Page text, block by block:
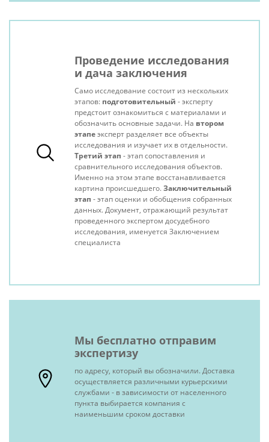
Проведение исследования
и дача заключения
Само исследование состоит из нескольких
этапов: подготовительный - эксперту
предстоит ознакомиться с материалами и
обозначить основные задачи. На втором
этапеэксперт разделяет все объекты
исследования и изучает их в отдельности.
Третий этап - этап сопоставления и
сравнительного исследования объектов.
Именно на этом этапе восстанавливается
картина происшедшего.Заключительный
этап - этап оценки и обобщения собранных
данных. Документ, отражающий результат
проведенного экспертом досудебного
исследования, именуется Заключением
специалиста
Мы бесплатно отправим
экспертизу
по адресу, который вы обозначили. Доставка
осуществляется различными курьерскими
службами - в зависимости от населенного
пункта выбирается компания с
наименьшим сроком доставки